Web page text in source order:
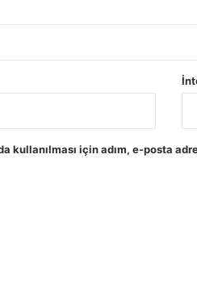
kullanılması için adım, e-posta